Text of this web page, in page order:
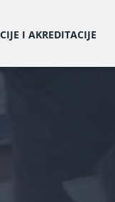
I AKREDITACIJE